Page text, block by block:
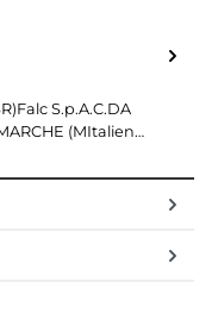
S.p.A.C.DA
(MItalien…